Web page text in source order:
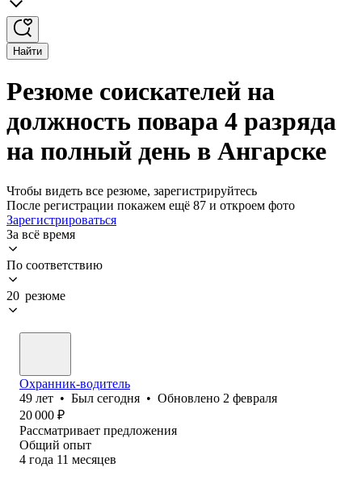
Найти
Резюме соискателей на
должность повара 4 разряда
на полный день в Ангарске
Чтобы видеть все резюме, зарегистрируйтесь
После регистрации покажем ещё 87 и откроем фото
Зарегистрироваться
За всё время
По соответствию
20 резюме
Охранник-водитель
49 лет • Был сегодня • Обновлено 2 февраля
20 000 ₽
Рассматривает предложения
Общий опыт
4 года 11 месяцев